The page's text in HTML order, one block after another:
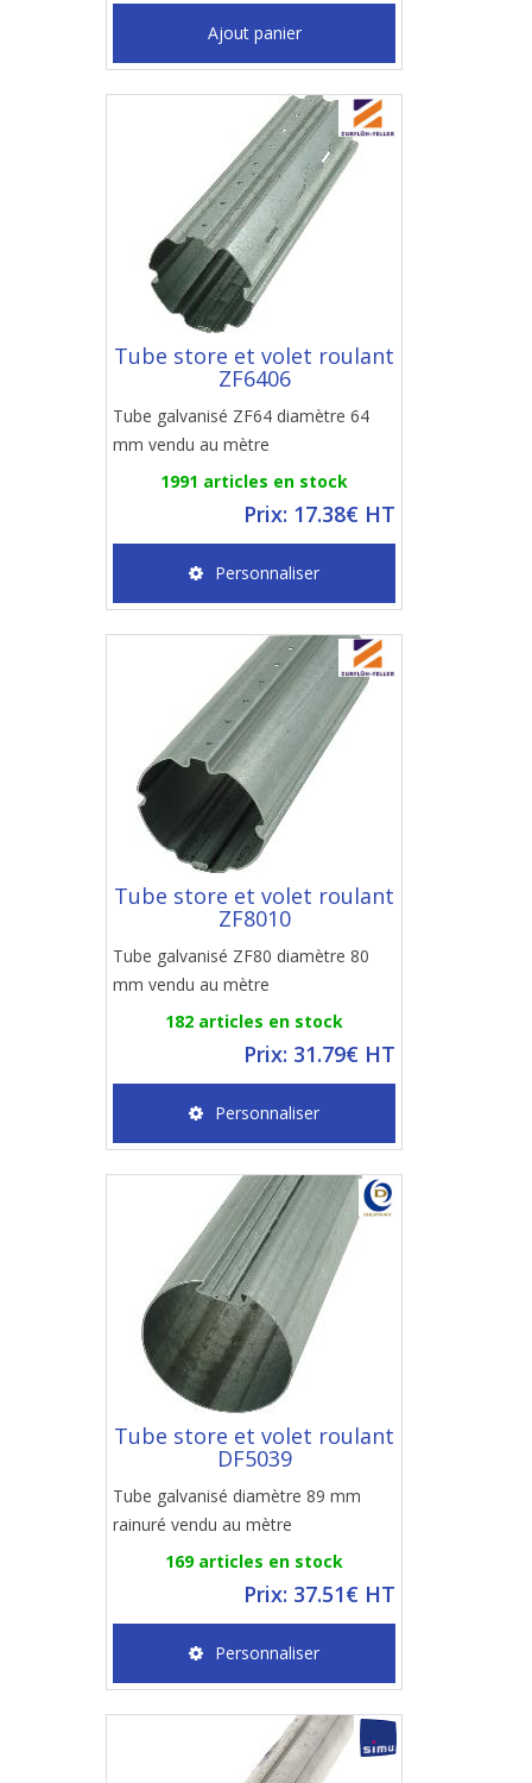
Ajout panier
Tube store et volet roulant
ZF6406
Tube galvanisé ZF64 diamètre 64
mm vendu au mètre
1991 articles en stock
Prix: 17.38€ HT
Personnaliser
Tube store et volet roulant
ZF8010
Tube galvanisé ZF80 diamètre 80
mm vendu au mètre
182 articles en stock
Prix: 31.79€ HT
Personnaliser
Tube store et volet roulant
DF5039
Tube galvanisé diamètre 89 mm
rainuré vendu au mètre
169 articles en stock
Prix: 37.51€ HT
Personnaliser